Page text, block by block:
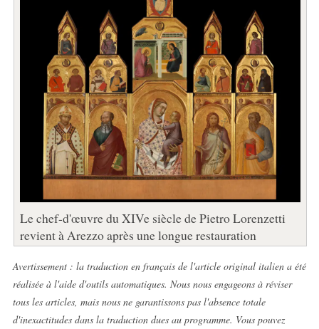
Le chef-d'œuvre du XIVe siècle de Pietro Lorenzetti
revient à Arezzo après une longue restauration
Avertissement : la traduction en français de l'article original italien a été
réalisée à l'aide d'outils automatiques. Nous nous engageons à réviser
tous les articles, mais nous ne garantissons pas l'absence totale
d'inexactitudes dans la traduction dues au programme. Vous pouvez